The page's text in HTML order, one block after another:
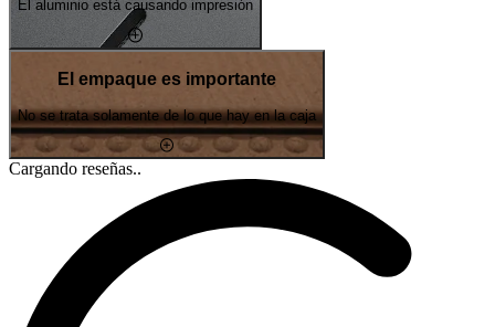
El aluminio está causando impresión
El empaque es importante
No se trata solamente de lo que hay en la caja
Cargando reseñas..